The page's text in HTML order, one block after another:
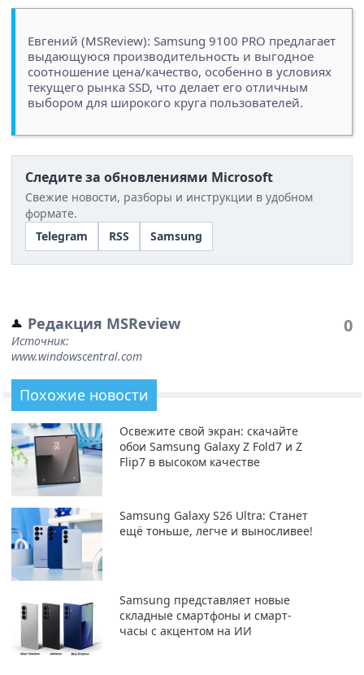
Евгений (MSReview): Samsung 9100 PRO предлагает
выдающуюся производительность и выгодное
соотношение цена/качество, особенно в условиях
текущего рынка SSD, что делает его отличным
выбором для широкого круга пользователей.
Следите за обновлениями Microsoft
Свежие новости, разборы и инструкции в удобном
формате.
Telegram
RSS Samsung
Редакция MSReview
Источник:
www.windowscentral.com
0
Похожие новости
Освежите свой экран: скачайте
обои Samsung Galaxy Z Fold7 и Z
Flip7 в высоком качестве
Samsung Galaxy S26 Ultra: Станет
ещё тоньше, легче и выносливее!
Samsung представляет новые
складные смартфоны и смарт-
часы с акцентом на ИИ